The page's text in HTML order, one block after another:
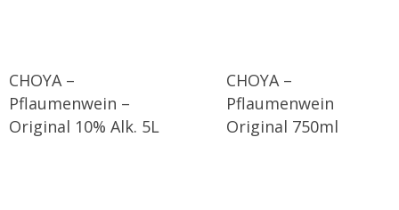
CHOYA –
Pflaumenwein –
Original 10% Alk. 5L
CHOYA –
Pflaumenwein
Original 750ml